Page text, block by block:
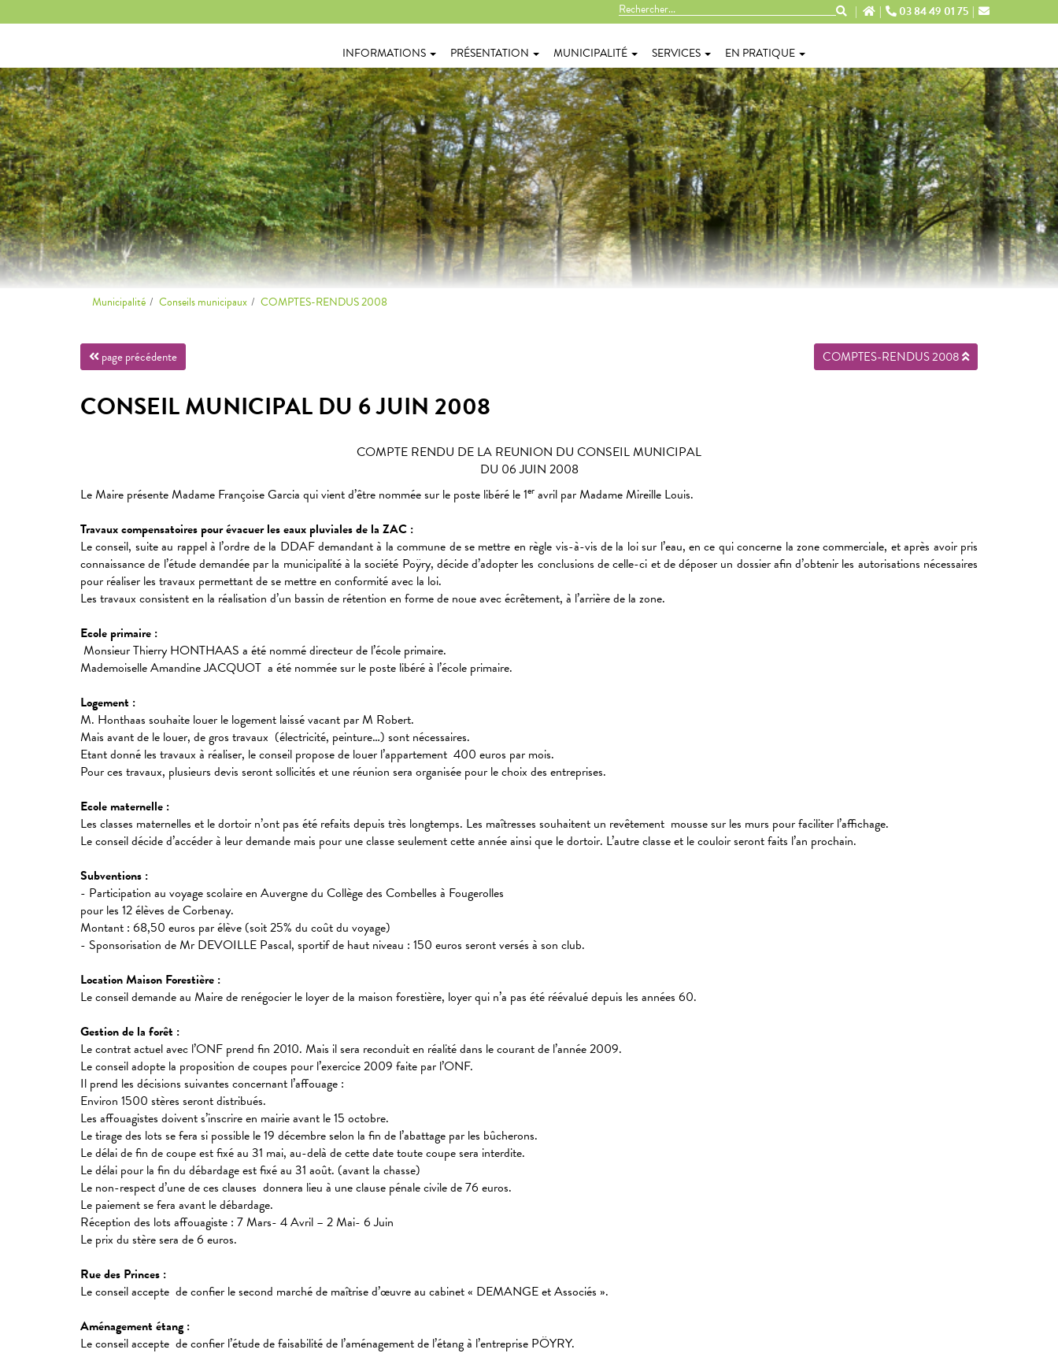
03 84 49 01 75
INFORMATIONS PRÉSENTATION MUNICIPALITÉ SERVICES EN PRATIQUE
Municipalité Conseils municipaux COMPTES-RENDUS 2008
page précédente COMPTES-RENDUS 2008
CONSEIL MUNICIPAL DU 6 JUIN 2008
COMPTE RENDU DE LA REUNION DU CONSEIL MUNICIPAL
DU 06 JUIN 2008
Le Maire présente Madame Françoise Garcia qui vient d’être nommée sur le poste libéré le 1er avril par Madame Mireille Louis.
Travaux compensatoires pour évacuer les eaux pluviales de la ZAC :
Le conseil, suite au rappel à l’ordre de la DDAF demandant à la commune de se mettre en règle vis-à-vis de la loi sur l’eau, en ce qui concerne la zone commerciale, et après avoir pris
connaissance de l’étude demandée par la municipalité à la société Poÿry, décide d’adopter les conclusions de celle-ci et de déposer un dossier afin d’obtenir les autorisations nécessaires
pour réaliser les travaux permettant de se mettre en conformité avec la loi.
Les travaux consistent en la réalisation d’un bassin de rétention en forme de noue avec écrêtement, à l’arrière de la zone.
Ecole primaire :
Monsieur Thierry HONTHAAS a été nommé directeur de l’école primaire.
Mademoiselle Amandine JACQUOT a été nommée sur le poste libéré à l’école primaire.
Logement :
M. Honthaas souhaite louer le logement laissé vacant par M Robert.
Mais avant de le louer, de gros travaux (électricité, peinture…) sont nécessaires.
Etant donné les travaux à réaliser, le conseil propose de louer l’appartement 400 euros par mois.
Pour ces travaux, plusieurs devis seront sollicités et une réunion sera organisée pour le choix des entreprises.
Ecole maternelle :
Les classes maternelles et le dortoir n’ont pas été refaits depuis très longtemps. Les maîtresses souhaitent un revêtement mousse sur les murs pour faciliter l’affichage.
Le conseil décide d’accéder à leur demande mais pour une classe seulement cette année ainsi que le dortoir. L’autre classe et le couloir seront faits l’an prochain.
Subventions :
- Participation au voyage scolaire en Auvergne du Collège des Combelles à Fougerolles
pour les 12 élèves de Corbenay.
Montant : 68,50 euros par élève (soit 25% du coût du voyage)
- Sponsorisation de Mr DEVOILLE Pascal, sportif de haut niveau : 150 euros seront versés à son club.
Location Maison Forestière :
Le conseil demande au Maire de renégocier le loyer de la maison forestière, loyer qui n’a pas été réévalué depuis les années 60.
Gestion de la forêt :
Le contrat actuel avec l’ONF prend fin 2010. Mais il sera reconduit en réalité dans le courant de l’année 2009.
Le conseil adopte la proposition de coupes pour l’exercice 2009 faite par l’ONF.
Il prend les décisions suivantes concernant l’affouage :
Environ 1500 stères seront distribués.
Les affouagistes doivent s’inscrire en mairie avant le 15 octobre.
Le tirage des lots se fera si possible le 19 décembre selon la fin de l’abattage par les bûcherons.
Le délai de fin de coupe est fixé au 31 mai, au-delà de cette date toute coupe sera interdite.
Le délai pour la fin du débardage est fixé au 31 août. (avant la chasse)
Le non-respect d’une de ces clauses donnera lieu à une clause pénale civile de 76 euros.
Le paiement se fera avant le débardage.
Réception des lots affouagiste : 7 Mars- 4 Avril – 2 Mai- 6 Juin
Le prix du stère sera de 6 euros.
Rue des Princes :
Le conseil accepte de confier le second marché de maîtrise d’œuvre au cabinet « DEMANGE et Associés ».
Aménagement étang :
Le conseil accepte de confier l’étude de faisabilité de l’aménagement de l’étang à l’entreprise PÖYRY.